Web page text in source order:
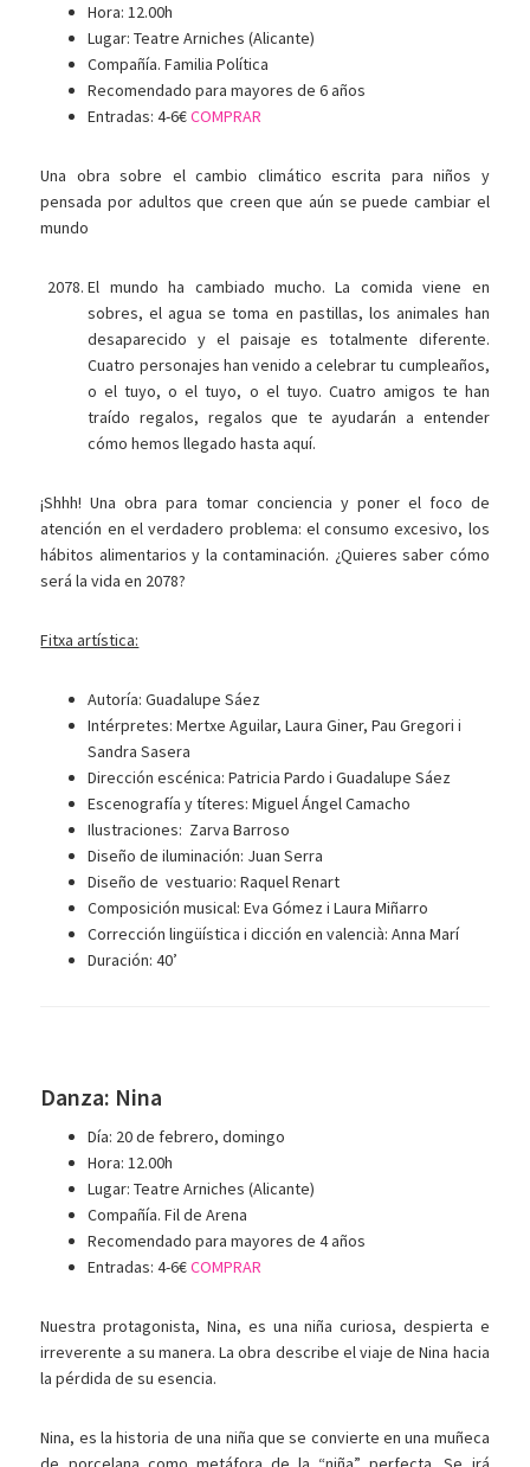
Hora: 12.00h
Lugar: Teatre Arniches (Alicante)
Compañía. Familia Política
Recomendado para mayores de 6 años
Entradas: 4-6€COMPRAR
Una obra sobre el cambio climático escrita para niños y
pensada por adultos que creen que aún se puede cambiar el
mundo
El mundo ha cambiado mucho. La comida viene en
sobres, el agua se toma en pastillas, los animales han
desaparecido y el paisaje es totalmente diferente.
Cuatro personajes han venido a celebrar tu cumpleaños,
o el tuyo, o el tuyo, o el tuyo. Cuatro amigos te han
traído regalos, regalos que te ayudarán a entender
cómo hemos llegado hasta aquí.
¡Shhh! Una obra para tomar conciencia y poner el foco de
atención en el verdadero problema: el consumo excesivo, los
hábitos alimentarios y la contaminación. ¿Quieres saber cómo
será la vida en 2078?
Fitxa artística:
Autoría: Guadalupe Sáez
Intérpretes: Mertxe Aguilar, Laura Giner, Pau Gregori i
Sandra Sasera
Dirección escénica: Patricia Pardo i Guadalupe Sáez
Escenografía y títeres: Miguel Ángel Camacho
Ilustraciones: Zarva Barroso
Diseño de iluminación: Juan Serra
Diseño de vestuario: Raquel Renart
Composición musical: Eva Gómez i Laura Miñarro
Corrección lingüística i dicción en valencià: Anna Marí
Duración: 40’
Danza: Nina
Día: 20 de febrero, domingo
Hora: 12.00h
Lugar: Teatre Arniches (Alicante)
Compañía. Fil de Arena
Recomendado para mayores de 4 años
Entradas: 4-6€COMPRAR
Nuestra protagonista, Nina, es una niña curiosa, despierta e
irreverente a su manera. La obra describe el viaje de Nina hacia
la pérdida de su esencia.
Nina, es la historia de una niña que se convierte en una muñeca